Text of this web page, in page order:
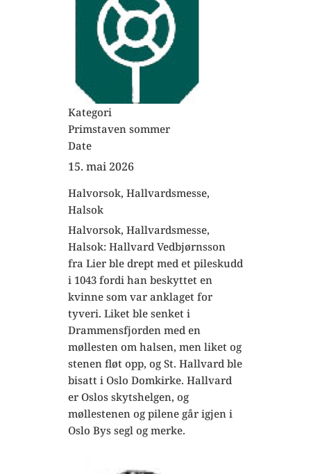
Kategori
Primstaven sommer
Date
15. mai 2026
Halvorsok, Hallvardsmesse,
Halsok
Halvorsok, Hallvardsmesse,
Halsok: Hallvard Vedbjørnsson
fra Lier ble drept med et pileskudd
i 1043 fordi han beskyttet en
kvinne som var anklaget for
tyveri. Liket ble senket i
Drammensfjorden med en
møllesten om halsen, men liket og
stenen fløt opp, og St. Hallvard ble
bisatt i Oslo Domkirke. Hallvard
er Oslos skytshelgen, og
møllestenen og pilene går igjen i
Oslo Bys segl og merke.